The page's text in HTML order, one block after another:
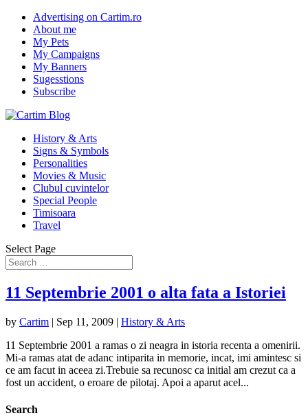
Advertising on Cartim.ro
About me
My Pets
My Campaigns
My Banners
Sugesstions
Subscribe
History & Arts
Signs & Symbols
Personalities
Movies & Music
Clubul cuvintelor
Special People
Timisoara
Travel
Select Page
11 Septembrie 2001 o alta fata a Istoriei
by Cartim | Sep 11, 2009 | History & Arts
11 Septembrie 2001 a ramas o zi neagra in istoria recenta a omenirii.
Mi-a ramas atat de adanc intiparita in memorie, incat, imi amintesc si
ce am facut in aceea zi.Trebuie sa recunosc ca initial am crezut ca a
fost un accident, o eroare de pilotaj. Apoi a aparut acel...
Search